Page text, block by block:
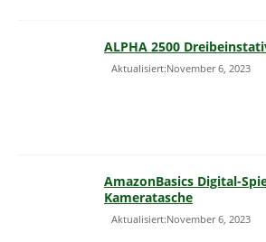
ALPHA 2500
Aktualisiert:November 6, 2023
AmazonBasics Digital-
Kameratasche
Aktualisiert:November 6, 2023